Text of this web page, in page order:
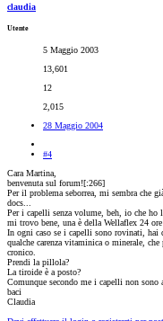
claudia
Utente
5 Maggio 2003
13,601
12
2,015
28 Maggio 2004
#4
Cara Martina,
benvenuta sul forum![:266]
Per il problema seborrea, mi sembra che
docs...
Per i capelli senza volume, beh, io che ho
mi trovo bene, una è della Wellaflex 24
In ogni caso se i capelli sono rovinati, hai
qualche carenza vitaminica o minerale,
cronico.
Prendi la pillola?
La tiroide è a posto?
Comunque secondo me i capelli non sono
baci
Claudia